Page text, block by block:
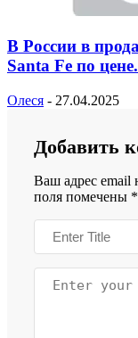
В России в
Santa Fe по
Олеся - 27.04.2025
Добавить
Ваш адрес email
поля помечены *